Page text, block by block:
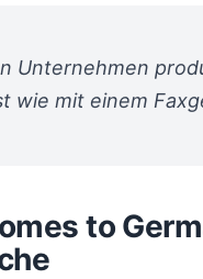
Unternehmen
wie mit einem
to